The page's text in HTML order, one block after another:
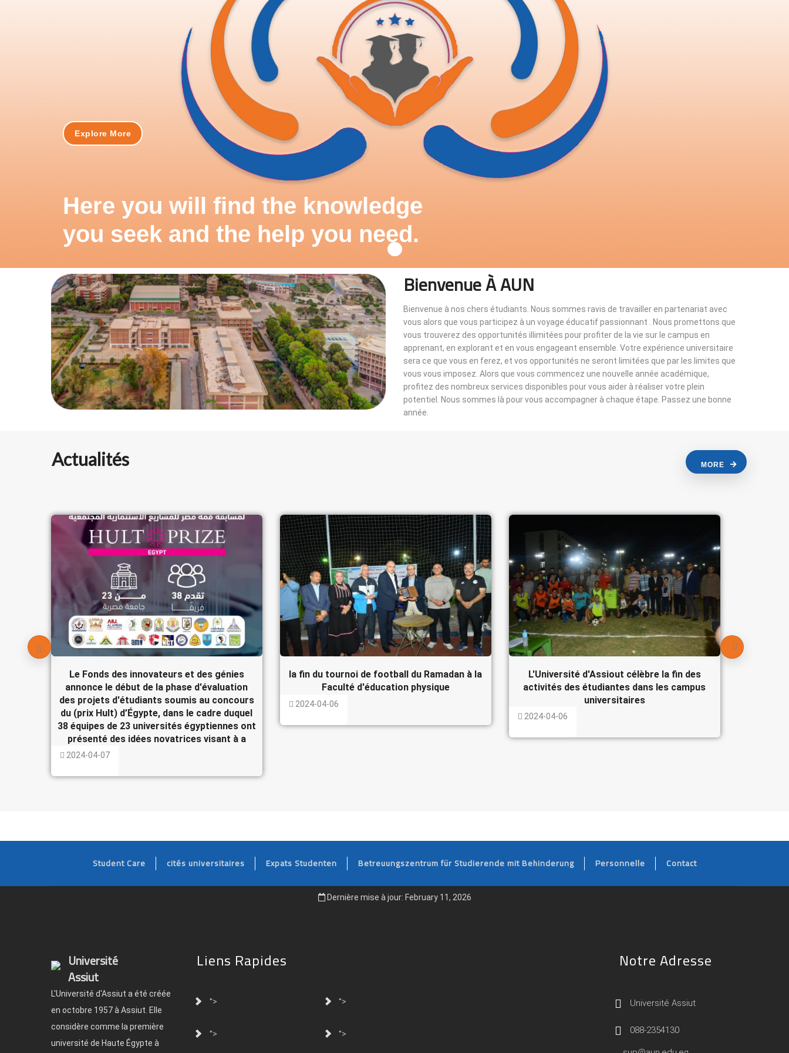
Here you will find the knowledge
you seek and the help you need.
Explore More
Bienvenue À AUN
Bienvenue à nos chers étudiants. Nous sommes ravis de travailler en partenariat avec
vous alors que vous participez à un voyage éducatif passionnant . Nous promettons que
vous trouverez des opportunités illimitées pour profiter de la vie sur le campus en
apprenant, en explorant et en vous engageant ensemble. Votre expérience universitaire
sera ce que vous en ferez, et vos opportunités ne seront limitées que par les limites que
vous vous imposez. Alors que vous commencez une nouvelle année académique,
profitez des nombreux services disponibles pour vous aider à réaliser votre plein
potentiel. Nous sommes là pour vous accompagner à chaque étape. Passez une bonne
année.
Actualités MORE
Le Fonds des innovateurs et des génies
annonce le début de la phase d'évaluation
des projets d'étudiants soumis au concours
du (prix Hult) d’Égypte, dans le cadre duquel
38 équipes de 23 universités égyptiennes ont
présenté des idées novatrices visant à a
2024-04-07
la fin du tournoi de football du Ramadan à la
Faculté d'éducation physique
2024-04-06
L'Université d'Assiout célèbre la fin des
activités des étudiantes dans les campus
universitaires
2024-04-06
FOOTER
Student Care cités universitaires Expats Studenten Betreuungszentrum für Studierende mit Behinderung Personnelle Contact
Dernière mise à jour: February 11, 2026
Université
Assiut
L'Université d'Assiut a été créée
en octobre 1957 à Assiut. Elle
considère comme la première
université de Haute Égypte à
Liens Rapides
"> ">
"> ">
Notre Adresse
Université Assiut
088-2354130